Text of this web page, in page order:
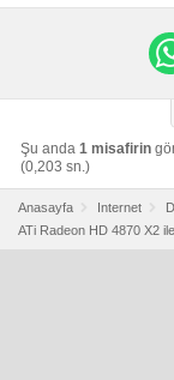
Şu anda 1 misafirin
(0,203 sn.)
Anasayfa Internet
ATi Radeon HD 4870 X2